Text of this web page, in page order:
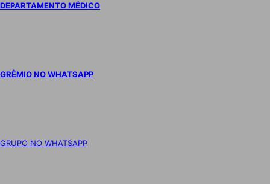
DEPARTAMENTO MÉDICO
GRÊMIO NO WHATSAPP
GRUPO NO WHATSAPP